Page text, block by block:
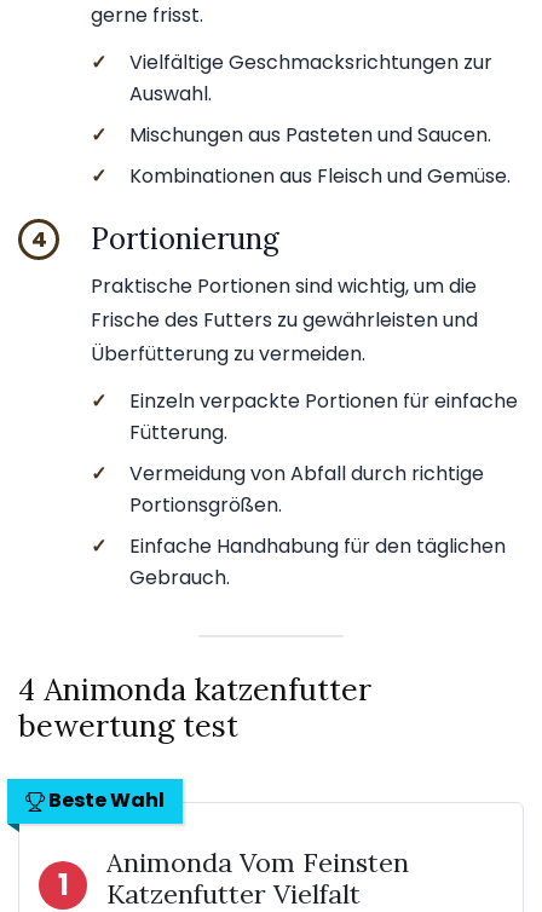
gerne frisst.
✓
Vielfältige Geschmacksrichtungen zur
Auswahl.
✓
Mischungen aus Pasteten und Saucen.
✓
Kombinationen aus Fleisch und Gemüse.
4 Portionierung
Praktische Portionen sind wichtig, um die
Frische des Futters zu gewährleisten und
Überfütterung zu vermeiden.
✓
Einzeln verpackte Portionen für einfache
Fütterung.
✓
Vermeidung von Abfall durch richtige
Portionsgrößen.
✓
Einfache Handhabung für den täglichen
Gebrauch.
4 Animonda katzenfutter
bewertung test
Beste Wahl
1
Animonda Vom Feinsten
Katzenfutter Vielfalt